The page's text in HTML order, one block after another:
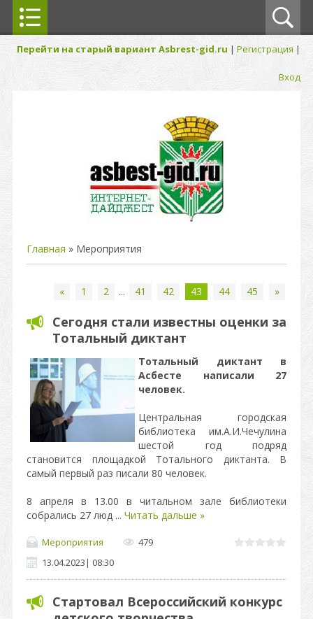
Перейти на старый вариант Asbrest-gid.ru | Регистрация |
Вход
Главная » Мероприятия
« 1 2 ... 41 42 43 44 45 »
Сегодня стали известны оценки за
Тотальный диктант
Тотальный диктант в
Асбесте написали 27
человек.
Центральная городская
библиотека им.А.И.Чечулина
шестой год подряд
становится площадкой Тотального диктанта. В
самый первый раз писали 80 человек.
8 апреля в 13.00 в читальном зале библиотеки
собрались 27 люд ... Читать дальше »
Мероприятия
479
13.04.2023| 08:30
Стартовал Всероссийский конкурс